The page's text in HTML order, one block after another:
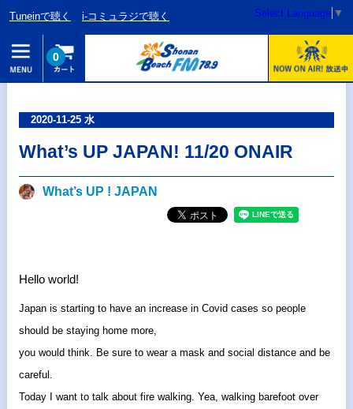
Tuneinで聴く i-コミュラジで聴く Select Language ▼
0
2020-11-25 水
What’s UP JAPAN! 11/20 ONAIR
What’s UP ! JAPAN
Hello world!
Japan is starting to have an increase in Covid cases so people
should be staying home more,
you would think. Be sure to wear a mask and social distance and be
careful.
Today I want to talk about fire walking. Yea, walking barefoot over